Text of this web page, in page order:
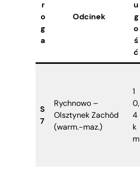
r
o
g
a
Odcinek
u
g
o
ś
ć
S
7
Rychnowo –
Olsztynek Zachód
(warm.-maz.)
1
0,
4
k
m